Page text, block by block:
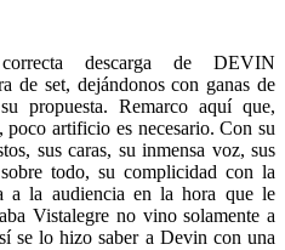
descarga de DEVIN
set, dejándonos con ganas de
propuesta. Remarco aquí que,
poco artificio es necesario. Con su
sus caras, su inmensa voz, sus
todo, su complicidad con la
a la audiencia en la hora que le
Vistalegre no vino solamente a
lo hizo saber a Devin con una